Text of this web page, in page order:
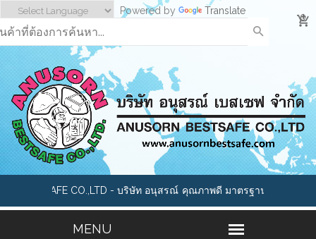
Powered by Translate
0
BESTSAFE CO.,LTD - บริษัท อนุสรณ์
ำกัด เราคือผู้นำด้านอุปกรณ์นิรภัย และ
ดภัยทุกประเภทมากกว่า 1000 รายการ
คุณภาพดี มาตรฐานสากล อาทิเช่
หมวกนิรภัย, แว่นตาเซฟตี้, ถุงมือ
กันสารเคมี,หน้ากากกันสารพิษ,